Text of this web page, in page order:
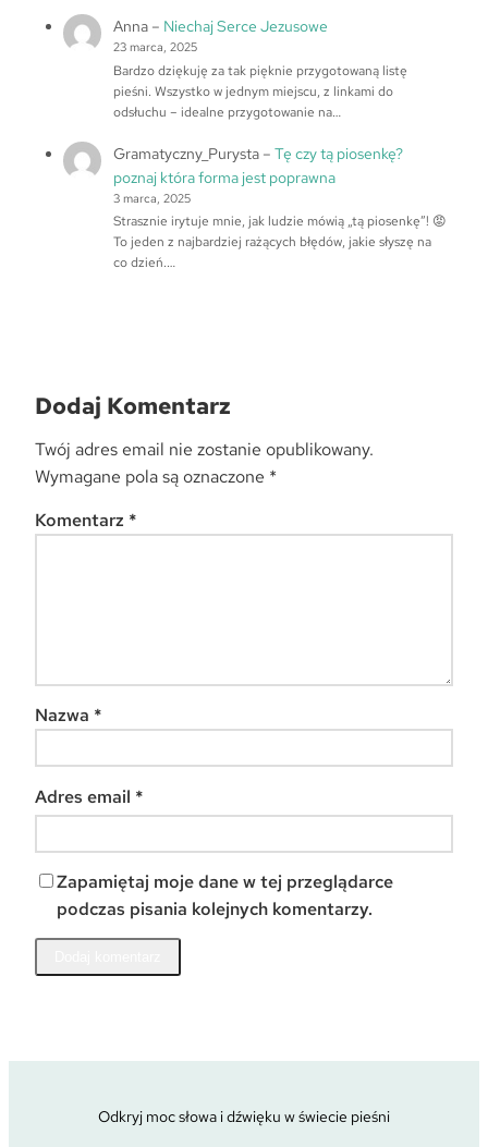
Anna– Niechaj Serce Jezusowe
23 marca, 2025
Bardzo dziękuję za tak pięknie przygotowaną listę
pieśni. Wszystko w jednym miejscu, z linkami do
odsłuchu – idealne przygotowanie na…
Gramatyczny_Purysta– Tę czy tą piosenkę?
poznaj która forma jest poprawna
3 marca, 2025
Strasznie irytuje mnie, jak ludzie mówią „tą piosenkę”! 😡
To jeden z najbardziej rażących błędów, jakie słyszę na
co dzień.…
Dodaj Komentarz
Twój adres email nie zostanie opublikowany.
Wymagane pola są oznaczone *
Komentarz *
Nazwa *
Adres email *
Zapamiętaj moje dane w tej przeglądarce
podczas pisania kolejnych komentarzy.
Odkryj moc słowa i dźwięku w świecie pieśni